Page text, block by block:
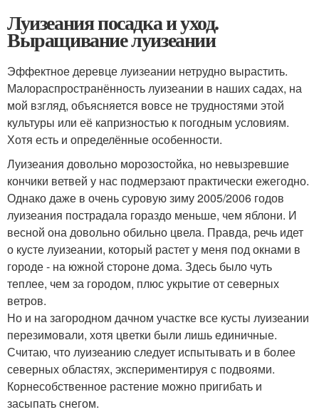
Луизеания посадка и уход.
Выращивание луизеании
Эффектное деревце луизеании нетрудно вырастить.
Малораспространённость луизеании в наших садах, на
мой взгляд, объясняется вовсе не трудностями этой
культуры или её капризностью к погодным условиям.
Хотя есть и определённые особенности.
Луизеания довольно морозостойка, но невызревшие
кончики ветвей у нас подмерзают практически ежегодно.
Однако даже в очень суровую зиму 2005/2006 годов
луизеания пострадала гораздо меньше, чем яблони. И
весной она довольно обильно цвела. Правда, речь идет
о кусте луизеании, который растет у меня под окнами в
городе - на южной стороне дома. Здесь было чуть
теплее, чем за городом, плюс укрытие от северных
ветров.
Но и на загородном дачном участке все кусты луизеании
перезимовали, хотя цветки были лишь единичные.
Считаю, что луизеанию следует испытывать и в более
северных областях, экспериментируя с подвоями.
Корнесобственное растение можно пригибать и
засыпать снегом.